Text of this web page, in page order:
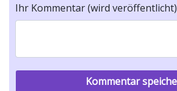
Ihr Kommentar (wird veröffentlicht)